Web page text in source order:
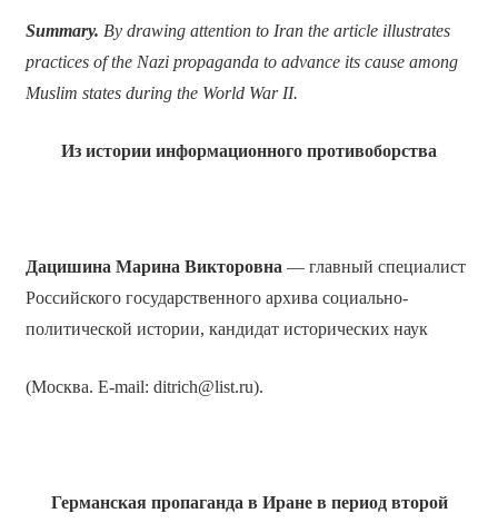
Summary. By drawing attention to Iran the article illustrates
practices of the Nazi propaganda to advance its cause among
Muslim states during the World War II.
Из истории информационного противоборства
Дацишина Марина Викторовна — главный специалист
Российского государственного архива социально-
политической истории, кандидат исторических наук
(Москва. E-mail: ditrich@list.ru).
Германская пропаганда в Иране в период второй